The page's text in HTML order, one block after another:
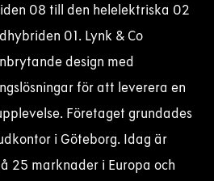
08 till den helelektriska 02
01. Lynk & Co
design med
för att leverera en
Företaget grundades
i Göteborg. Idag är
25 marknader i Europa och